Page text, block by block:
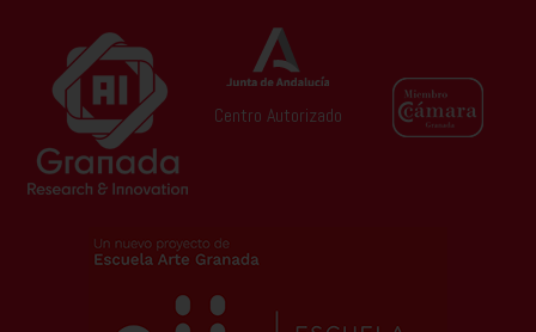
Centro Autorizado